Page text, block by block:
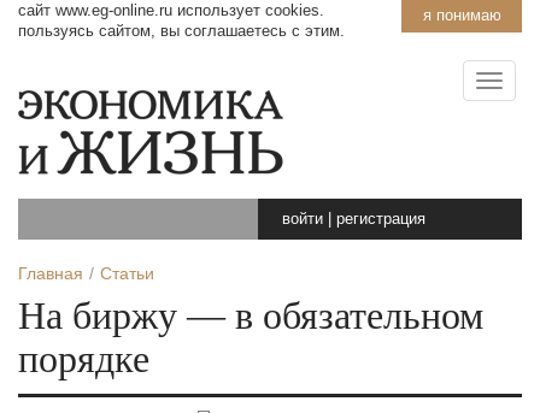
я понимаю
сайт www.eg-online.ru использует cookies.
пользуясь сайтом, вы соглашаетесь с этим.
войти регистрация
Главная Статьи
На биржу — в обязательном
порядке